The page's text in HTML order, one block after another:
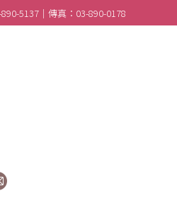
5137｜傳真：03-890-0178
結資源